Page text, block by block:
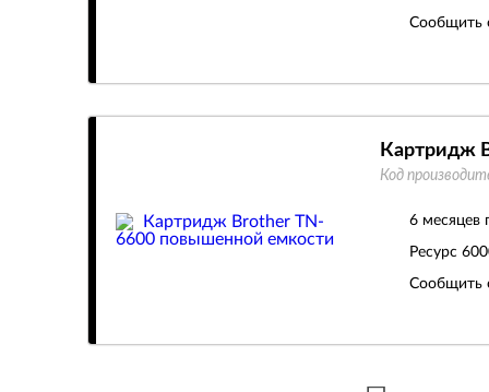
Сообщить
Картридж
Код
6 месяцев
Ресурс
Сообщить